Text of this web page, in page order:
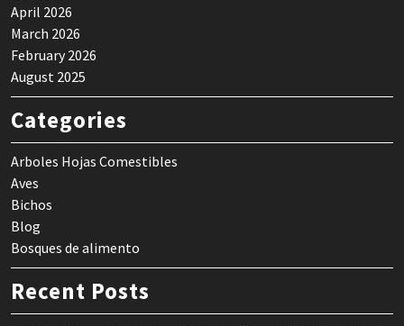
April 2026
March 2026
February 2026
August 2025
Categories
Arboles Hojas Comestibles
Aves
Bichos
Blog
Bosques de alimento
Recent Posts